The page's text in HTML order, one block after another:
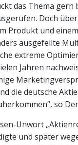
das Thema
Doch
Produkt und
ausgefeilte
extreme
Jahren
die deutsche
so
Unwort
und später